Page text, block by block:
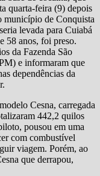
quarta-feira (9) depois
município de Conquista
levada para Cuiabá
58 anos, foi preso.
da Fazenda São
e informaram que
dependências da
Cesna, carregada
442,2 quilos
pousou em uma
com combustível
viagem. Porém, ao
que derrapou,